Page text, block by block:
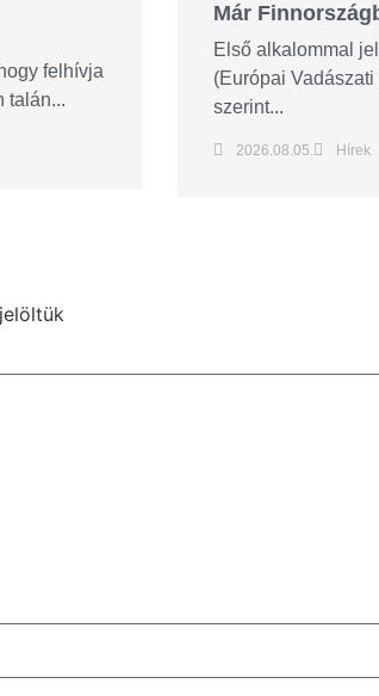
felhívja
talán...
Már
Első alkalommal
(Európai
szerint...
2026.08.05. Hírek